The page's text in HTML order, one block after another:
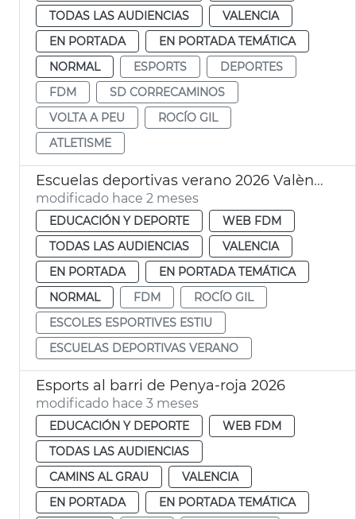
TODAS LAS AUDIENCIAS
VALENCIA
EN PORTADA
EN PORTADA TEMÁTICA
NORMAL
ESPORTS
DEPORTES
FDM
SD CORRECAMINOS
VOLTA A PEU
ROCÍO GIL
ATLETISME
Escuelas deportivas verano 2026 València FDM
modificado hace 2 meses
EDUCACIÓN Y DEPORTE
WEB FDM
TODAS LAS AUDIENCIAS
VALENCIA
EN PORTADA
EN PORTADA TEMÁTICA
NORMAL
FDM
ROCÍO GIL
ESCOLES ESPORTIVES ESTIU
ESCUELAS DEPORTIVAS VERANO
Esports al barri de Penya-roja 2026
modificado hace 3 meses
EDUCACIÓN Y DEPORTE
WEB FDM
TODAS LAS AUDIENCIAS
CAMINS AL GRAU
VALENCIA
EN PORTADA
EN PORTADA TEMÁTICA